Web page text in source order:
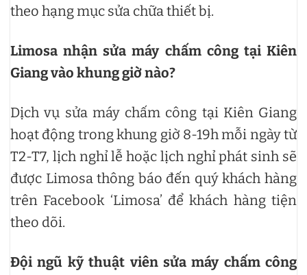
theo hạng mục sửa chữa thiết bị.
Limosa nhận sửa máy chấm công tại Kiên
Giang vào khung giờ nào?
Dịch vụ sửa máy chấm công tại Kiên Giang
hoạt động trong khung giờ 8-19h mỗi ngày từ
T2-T7, lịch nghỉ lễ hoặc lịch nghỉ phát sinh sẽ
được Limosa thông báo đến quý khách hàng
trên Facebook ‘Limosa’ để khách hàng tiện
theo dõi.
Đội ngũ kỹ thuật viên sửa máy chấm công